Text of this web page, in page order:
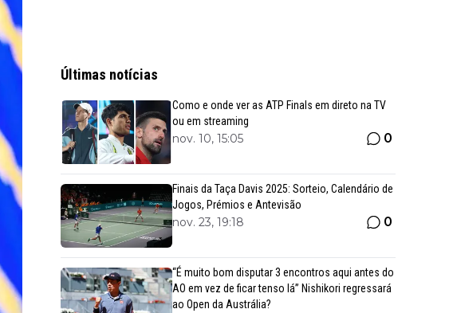
Últimas notícias
Como e onde ver as ATP Finals em direto na TV
ou em streaming
nov. 10, 15:05 0
Finais da Taça Davis 2025: Sorteio, Calendário de
Jogos, Prémios e Antevisão
nov. 23, 19:18 0
“É muito bom disputar 3 encontros aqui antes do
AO em vez de ficar tenso lá” Nishikori regressará
ao Open da Austrália?